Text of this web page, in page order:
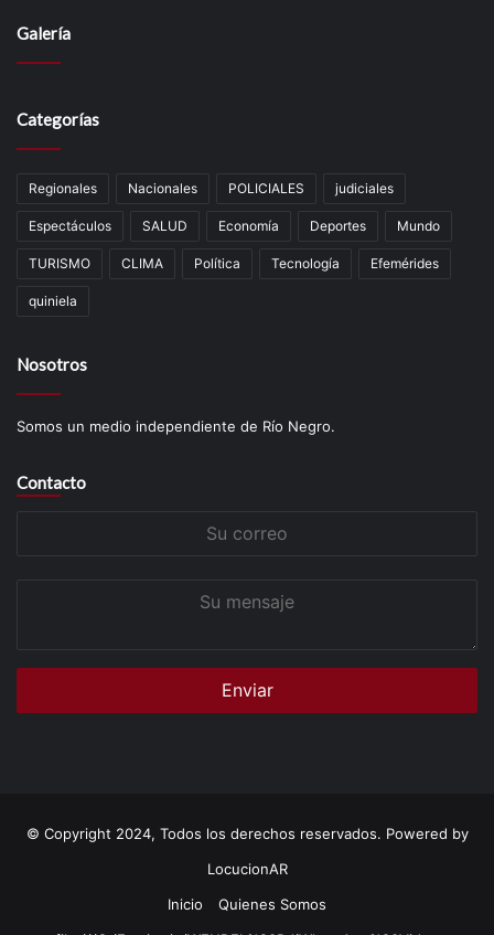
Galería
Categorías
Regionales Nacionales POLICIALES judiciales
Espectáculos SALUD Economía Deportes Mundo
TURISMO CLIMA Política Tecnología Efemérides
quiniela
Nosotros
Somos un medio independiente de Río Negro.
Contacto
© Copyright 2024, Todos los derechos reservados. Powered by
LocucionAR
Inicio
Quienes Somos